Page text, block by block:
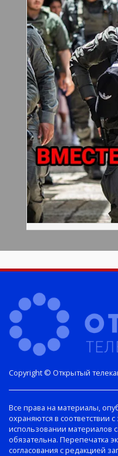
Все права на материалы,
охраняются в соответствии
использовании материалов
обязательна. Перепечатка
согласования с редакцией